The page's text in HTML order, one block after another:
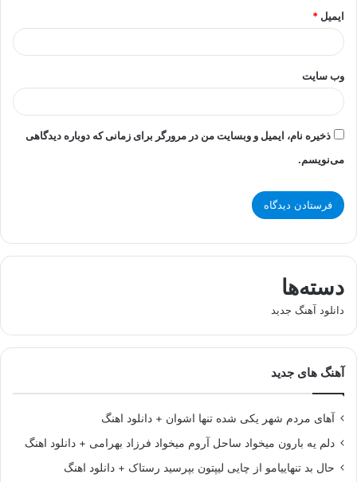
ایمیل *
وب‌ سایت
ذخیره نام، ایمیل و وبسایت من در مرورگر برای زمانی که دوباره دیدگاهی
می‌نویسم.
دسته‌ها
دانلود آهنگ جدید
آهنگ های جدید
آهای مردم شهر یکی شده تنها اشوان + دانلود اهنگ
دلم یه بارون میخواد ساحل آروم میخواد فرزاد بهرامی + دانلود اهنگ
حال بد تنهاییامو از چایی لیپتون بپرسید رستاک + دانلود اهنگ